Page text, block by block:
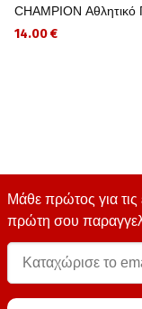
CHAMPION Αθλητικό
14.00 €
Μάθε πρώτος για τις
πρώτη σου